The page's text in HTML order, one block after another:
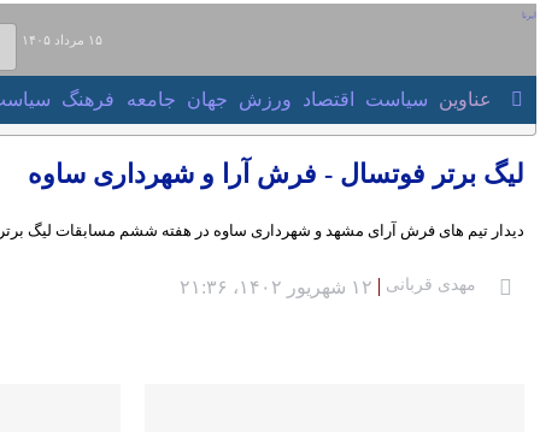
۱۵ مرداد ۱۴۰۵
عناوین‌ سیاست اقتصاد ورزش جهان جامعه فرهنگ
لیگ برتر فوتسال - فرش آرا و شهرداری ساوه
دیدار تیم های فرش آرای مشهد و شهرداری ساوه در هفته ششم مسابقات لیگ برتر فوتسال باشگاه های کشور؛ عصر یکشنبه ( ۱۲ شهریور ۱۴۰۲ ) در
مهدی قربانی ۱۲ شهریور ۱۴۰۲، ۲۱:۳۶